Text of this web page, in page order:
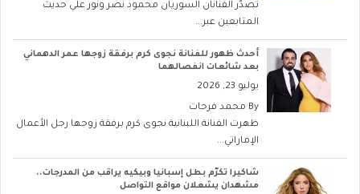
تصدّر الفنانان السوريان محمود نصر ونور علي حديث
المتابعين عبر...
أحدث ظهور للفنانة نجوى كرم برفقة زوجها عمر الدهماني
بعد شائعات انفصالهما
يوليو 23, 2026
By محمد فرحات
ظهرت الفنانة اللبنانية نجوى كرم برفقة زوجها رجل الأعمال
الإماراتي...
شاكيرا تكرّم بطل إسبانيا وبيكيه يراقب من المدرجات..
مشهدان يشعلان مواقع التواصل